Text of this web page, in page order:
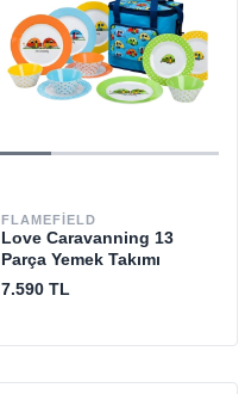
FLAMEFIELD
Love Caravanning 13
Parça Yemek Takımı
7.590 TL